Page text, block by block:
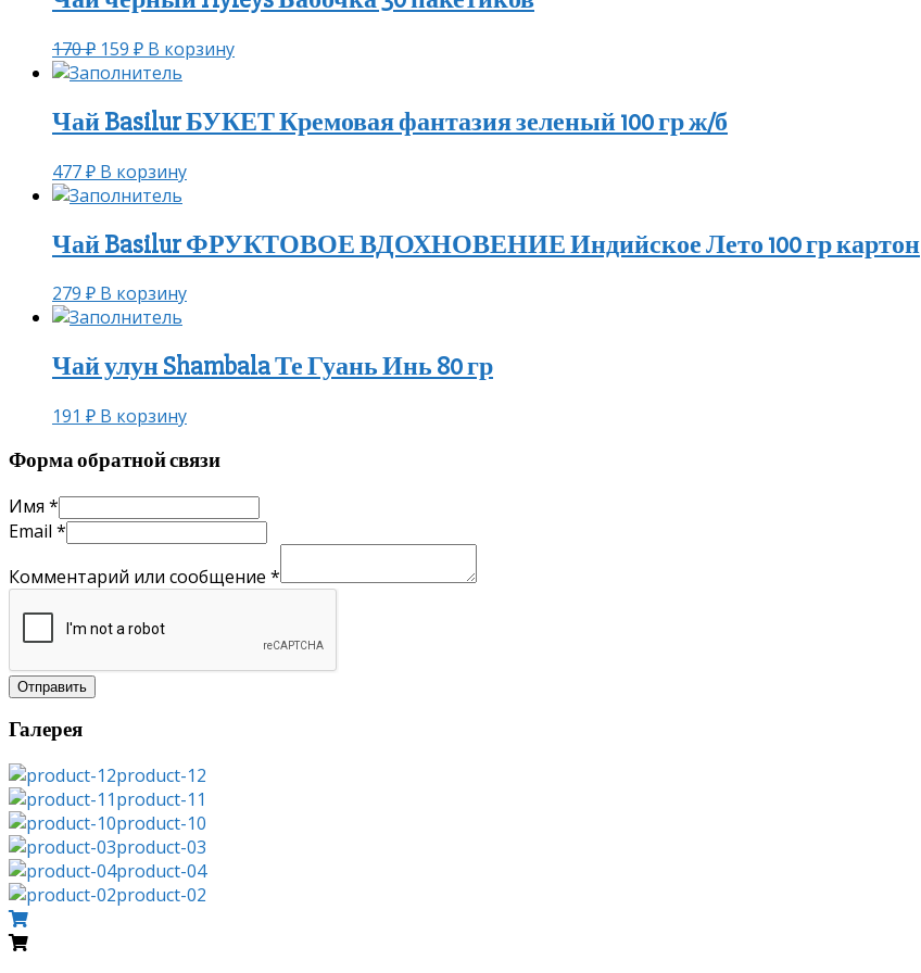
170₽ 159 ₽ В корзину
Чай Basilur БУКЕТ Кремовая фантазия зеленый 100 гр ж/б
477₽ В корзину
Чай Basilur ФРУКТОВОЕ ВДОХНОВЕНИЕ Индийское Лето 100 гр картон
279 ₽ В корзину
Чай улун Shambala Те Гуань Инь 80 гр
191 ₽ В корзину
Форма обратной связи
Имя *
Email *
Комментарий или сообщение *
Отправить
Галерея
product-12
product-11
product-10
product-03
product-04
product-02